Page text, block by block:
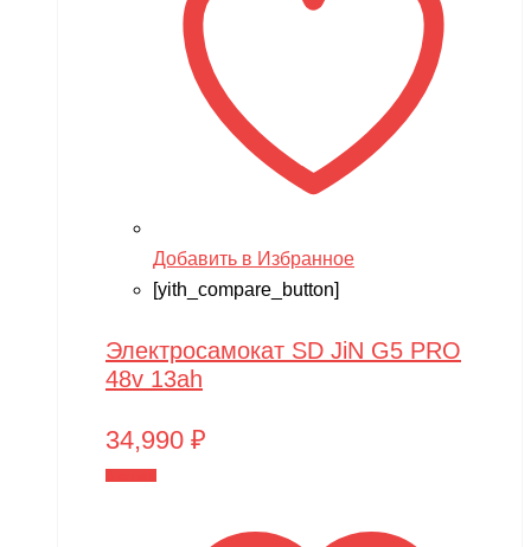
Добавить в Избранное
[yith_compare_button]
Электросамокат SD JiN G5 PRO
48v 13ah
34,990 ₽